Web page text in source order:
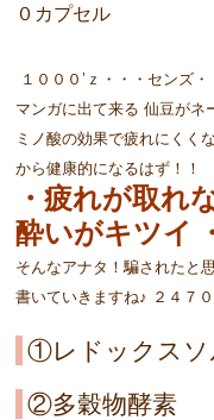
０カプセル
１０００’ｚ・・・センズ
マンガに出て来る 仙豆がネ
ミノ酸の効果で疲れにくく
から健康的になるはず！！
・疲れが取れ
酔いがキツイ
そんなアナタ！騙されたと
書いていきますね♪ ２４７
①レドックスソ
②多穀物酵素